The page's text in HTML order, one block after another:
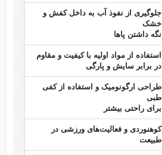
جلوگیری از نفوذ آب به داخل کفش و
خشک
نگه داشتن پاها
استفاده از مواد اولیه با کیفیت و مقاوم
در برابر سایش و پارگی
طراحی ارگونومیک و استفاده از کفی
طبی
برای راحتی بیشتر
کوهنوردی و فعالیت‌های ورزشی در
طبیعت